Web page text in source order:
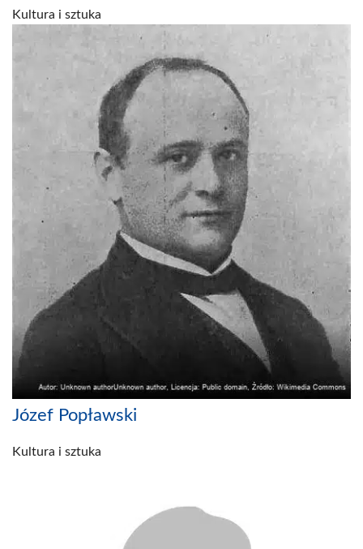
Kultura i sztuka
Józef Popławski
Kultura i sztuka